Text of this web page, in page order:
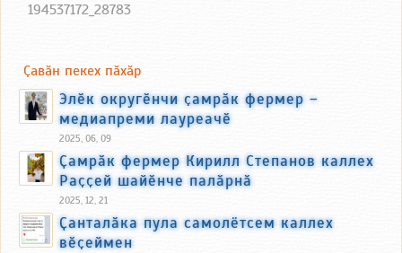
194537172_28783
Ҫавӑн пекех пӑхӑр
Элӗк округӗнчи ҫамрӑк фермер –
медиапреми лауреачӗ
2025, 06, 09
Ҫамрӑк фермер Кирилл Степанов каллех
Раҫҫей шайӗнче палӑрнӑ
2025, 12, 21
Ҫанталӑка пула самолётсем каллех
вӗҫеймен